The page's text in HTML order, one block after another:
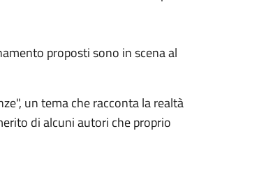
proposti sono in scena al
un tema che racconta la realtà
di alcuni autori che proprio